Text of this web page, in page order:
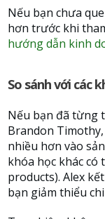
Nếu bạn chưa
hơn trước khi
hướng dẫn kinh
So sánh với các
Nếu bạn đã từng
Brandon
nhiều hơn vào
khóa học khác có
products). Alex
bạn giảm thiểu